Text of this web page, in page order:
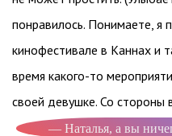
понравилось. Понимаете, я
кинофестивале в Каннах и
время какого-то
своей девушке. Со стороны
— Наталья, а вы